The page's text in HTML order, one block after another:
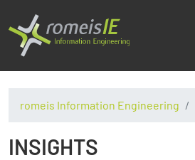
romeis Information Engineering
INSIGHTS